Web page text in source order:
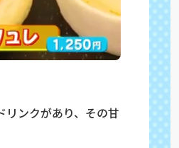
リンクがあり、その甘